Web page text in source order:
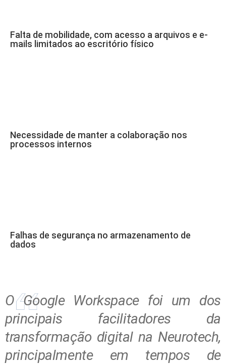
Falta de mobilidade, com acesso a arquivos e e-
mails limitados ao escritório físico
Necessidade de manter a colaboração nos
processos internos
Falhas de segurança no armazenamento de
dados
O Google Workspace foi um dos
principais facilitadores da
transformação digital na Neurotech,
principalmente em tempos de